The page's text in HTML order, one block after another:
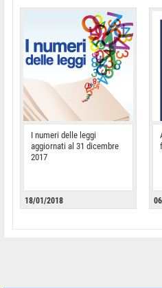
I numeri delle leggi
aggiornati al 31 dicembre
2017
18/01/2018